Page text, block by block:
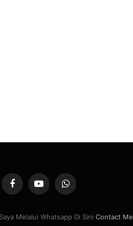
FacebookYouTubeWhatsApp
Melalui Whatsapp Di Sini Contact Me